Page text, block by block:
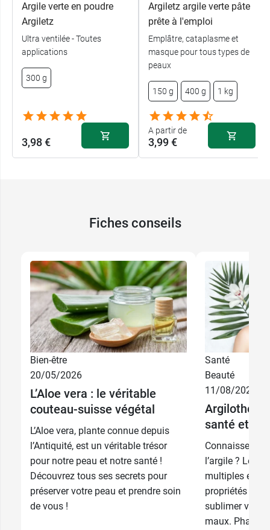
Argile verte en poudre
Argiletz
Ultra ventilée - Toutes
applications
300 g
3,98 €
Argiletz argile verte pâte
prête à l'emploi
Emplâtre, cataplasme et
masque pour tous types de
peaux
150 g 400 g 1 kg
A partir de
3,99 €
150 g 3,99 €
7,49 €
1 kg 9,90 €
Fiches conseils
Bien-être
20/05/2026
L’Aloe vera : le véritable
couteau-suisse végétal
L’Aloe vera, plante connue depuis
l’Antiquité, est un véritable trésor
pour notre peau et notre santé !
Découvrez tous ses secrets pour
préserver votre peau et prendre soin
de vous !
Santé
Beauté
11/08/2025
santé et
Connaissez-
l’argile ? Les
multiples et
propriétés
sublimer votre
maux.